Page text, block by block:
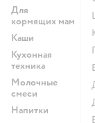
Для
кормящих мам
Каши
Кухонная
техника
Молочные
смеси
Напитки